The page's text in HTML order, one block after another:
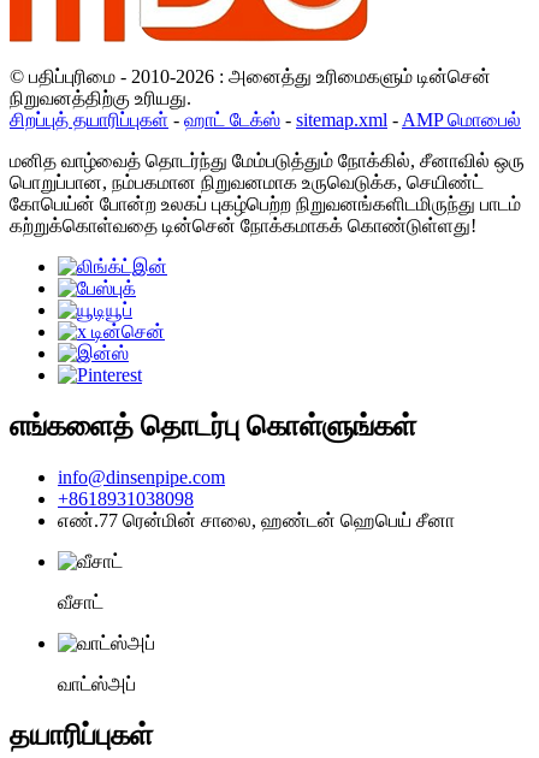
© பதிப்புரிமை - 2010-2026 : அனைத்து உரிமைகளும் டின்சென்
நிறுவனத்திற்கு உரியது.
சிறப்புத் தயாரிப்புகள் - ஹாட் டேக்ஸ் - sitemap.xml - AMP மொபைல்
மனித வாழ்வைத் தொடர்ந்து மேம்படுத்தும் நோக்கில், சீனாவில் ஒரு
பொறுப்பான, நம்பகமான நிறுவனமாக உருவெடுக்க, செயிண்ட்
கோபெய்ன் போன்ற உலகப் புகழ்பெற்ற நிறுவனங்களிடமிருந்து பாடம்
கற்றுக்கொள்வதை டின்சென் நோக்கமாகக் கொண்டுள்ளது!
எங்களைத் தொடர்பு கொள்ளுங்கள்
info@dinsenpipe.com
+8618931038098
எண்.77 ரென்மின் சாலை, ஹண்டன் ஹெபெய் சீனா
வீசாட்
வாட்ஸ்அப்
தயாரிப்புகள்